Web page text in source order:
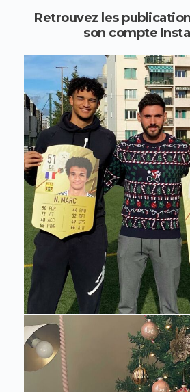
Retrouvez les
son compte